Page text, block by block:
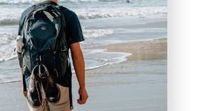
O nosso Cartão